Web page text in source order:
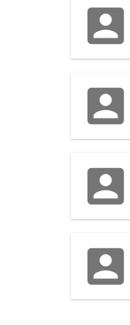
account_box
account_box
account_box
account_box